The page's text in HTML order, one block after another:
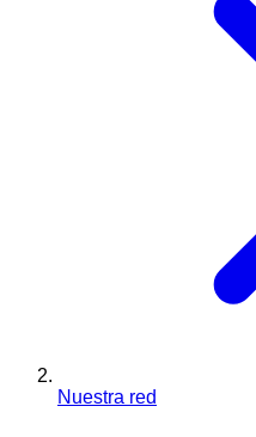
Nuestra red